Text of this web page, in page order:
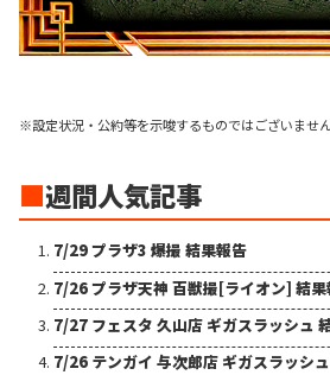
※設定状況・公約等を示唆するものではございませ
■週間人気記事
7/29 プラザ3 爆撮 結果報告
7/26 プラザ天神 百獣撮[ライオン] 結果
7/27 フェスタ 久山店 ギガスラッシュ
7/26 テンガイ 与次郎店 ギガスラッシ